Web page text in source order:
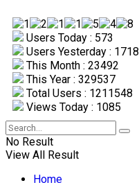
Users Today : 573
Users Yesterday : 1718
This Month : 23492
This Year : 329537
Total Users : 1211548
Views Today : 1085
No Result
View All Result
Home